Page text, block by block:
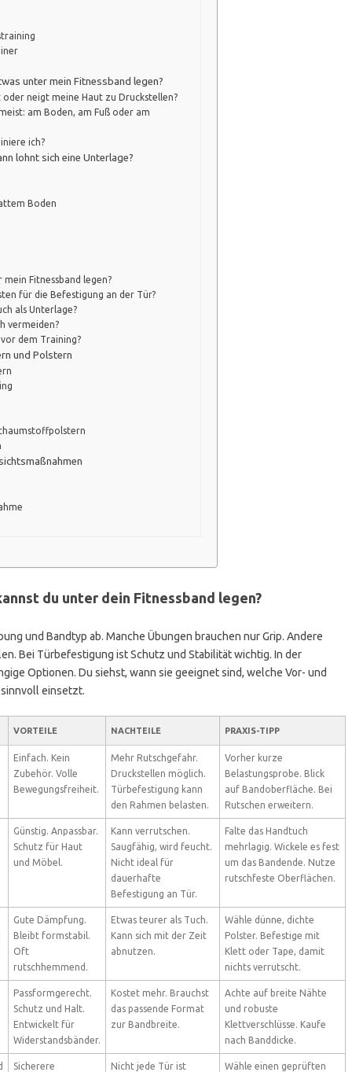
unter mein Fitnessband legen?
oder neigt meine Haut zu Druckstellen?
am Boden, am Fuß oder am
ich?
lohnt sich eine Unterlage?
Boden
Fitnessband legen?
für die Befestigung an der Tür?
als Unterlage?
vermeiden?
dem Training?
und Polstern
du unter dein Fitnessband legen?
und Bandtyp ab. Manche Übungen brauchen nur Grip. Andere
Bei Türbefestigung ist Schutz und Stabilität wichtig. In der
Optionen. Du siehst, wann sie geeignet sind, welche Vor- und
einsetzt.
VORTEILE NACHTEILE PRAXIS-TIPP
Einfach. Kein
Zubehör. Volle
Bewegungsfreiheit.
Mehr Rutschgefahr.
Druckstellen möglich.
Türbefestigung kann
den Rahmen belasten.
Vorher kurze
Belastungsprobe. Blick
auf Bandoberfläche. Bei
Rutschen erweitern.
Günstig. Anpassbar.
Schutz für Haut
und Möbel.
Kann verrutschen.
Saugfähig, wird feucht.
Nicht ideal für
dauerhafte
Befestigung an Tür.
Falte das Handtuch
mehrlagig. Wickele es fest
um das Bandende. Nutze
rutschfeste Oberflächen.
Gute Dämpfung.
Bleibt formstabil.
Oft
rutschhemmend.
Etwas teurer als Tuch.
Kann sich mit der Zeit
abnutzen.
Wähle dünne, dichte
Polster. Befestige mit
Klett oder Tape, damit
nichts verrutscht.
Passformgerecht.
Schutz und Halt.
Entwickelt für
Widerstandsbänder.
Kostet mehr. Brauchst
das passende Format
zur Bandbreite.
Achte auf breite Nähte
und robuste
Klettverschlüsse. Kaufe
nach Banddicke.
Sicherere
Nicht jede Tür ist
Wähle einen geprüften